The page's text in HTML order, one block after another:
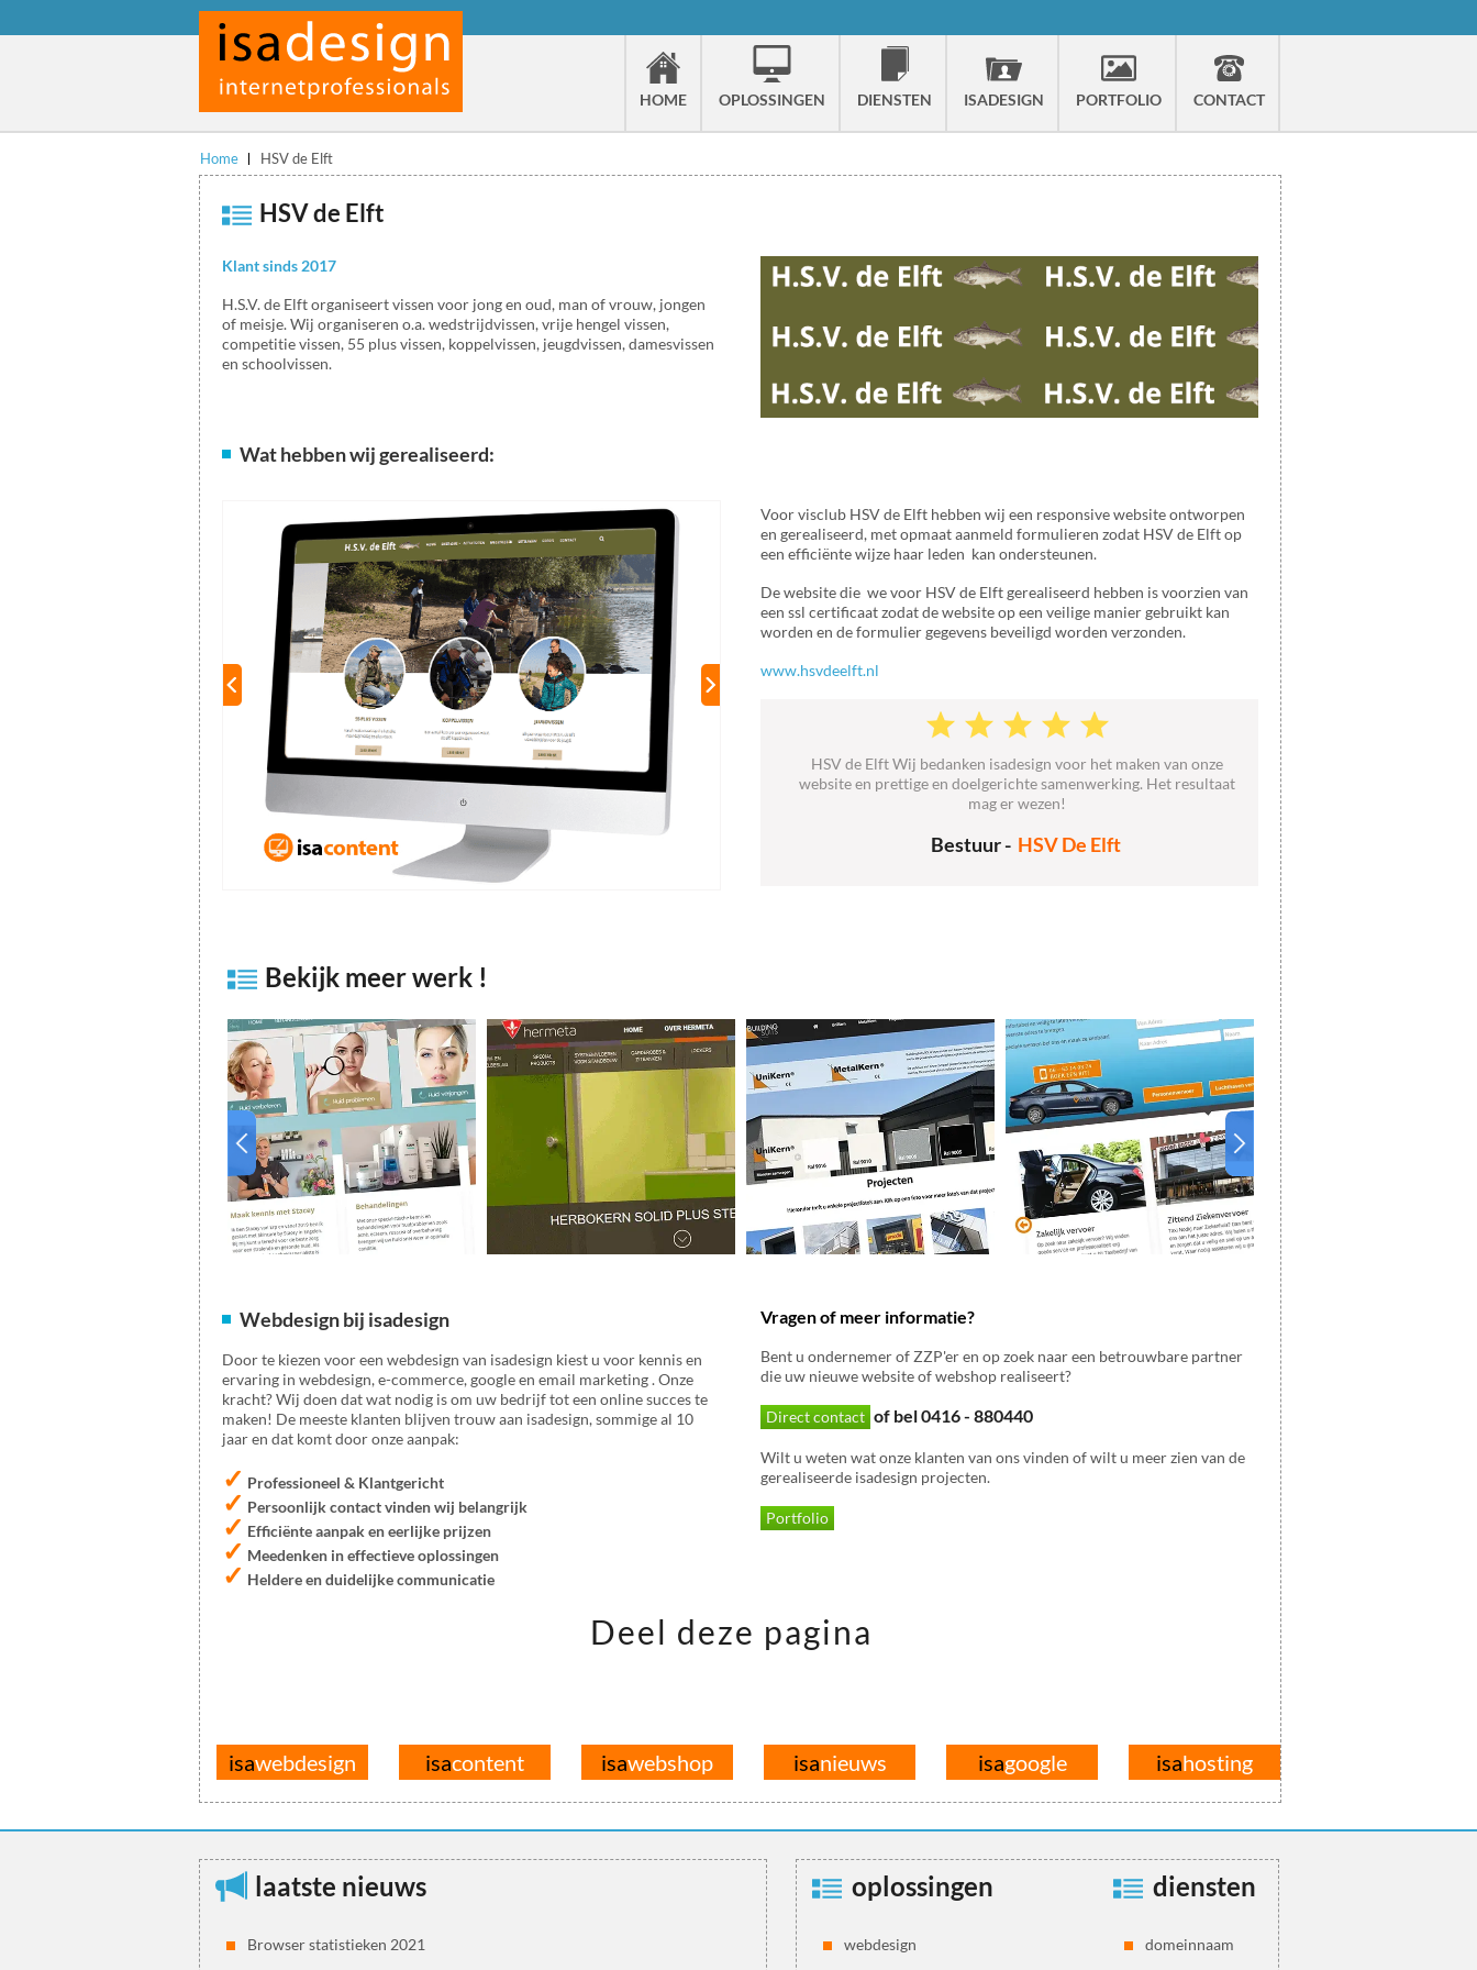
HOME OPLOSSINGEN DIENSTEN ISADESIGN PORTFOLIO CONTACT
Home HSV de Elft
HSV de Elft
Klant sinds 2017
H.S.V. de Elft organiseert vissen voor jong en oud, man of vrouw, jongen
of meisje. Wij organiseren o.a. wedstrijdvissen, vrije hengel vissen,
competitie vissen, 55 plus vissen, koppelvissen, jeugdvissen, damesvissen
en schoolvissen.
Wat hebben wij gerealiseerd:
Voor visclub HSV de Elft hebben wij een responsive website ontworpen
en gerealiseerd, met opmaat aanmeld formulieren zodat HSV de Elft op
een efficiënte wijze haar leden kan ondersteunen.
De website die we voor HSV de Elft gerealiseerd hebben is voorzien van
een ssl certificaat zodat de website op een veilige manier gebruikt kan
worden en de formulier gegevens beveiligd worden verzonden.
www.hsvdeelft.nl
HSV de Elft Wij bedanken isadesign voor het maken van onze
website en prettige en doelgerichte samenwerking. Het resultaat
mag er wezen!
Bestuur - HSV De Elft
Bekijk meer werk !
Webdesign bij isadesign
Door te kiezen voor een webdesign van isadesign kiest u voor kennis en
ervaring in webdesign, e-commerce, google en email marketing . Onze
kracht? Wij doen dat wat nodig is om uw bedrijf tot een online succes te
maken! De meeste klanten blijven trouw aan isadesign, sommige al 10
jaar en dat komt door onze aanpak:
✓ Professioneel & Klantgericht
✓ Persoonlijk contact vinden wij belangrijk
✓ Efficiënte aanpak en eerlijke prijzen
✓ Meedenken in effectieve oplossingen
✓ Heldere en duidelijke communicatie
Vragen of meer informatie?
Bent u ondernemer of ZZP'er en op zoek naar een betrouwbare partner
die uw nieuwe website of webshop realiseert?
Direct contact of bel 0416 - 880440
Wilt u weten wat onze klanten van ons vinden of wilt u meer zien van de
gerealiseerde isadesign projecten.
Portfolio
Deel deze pagina
isawebdesign isacontent isawebshop isanieuws isagoogle isahosting
laatste nieuws
Browser statistieken 2021
oplossingen
webdesign
diensten
domeinnaam